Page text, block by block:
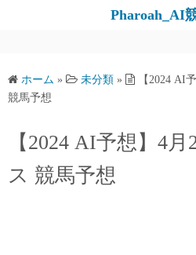
ツ
ッ
Pharoah_AI
ホーム » 未分類 »
【2024 AI
競馬予想
【2024 AI予想】4
ス 競馬予想